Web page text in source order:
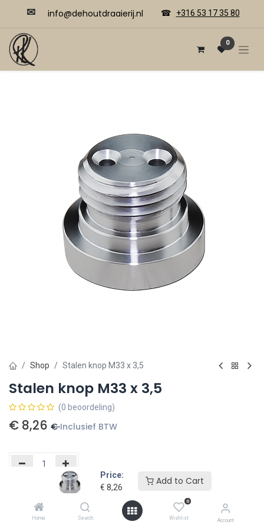
Price:
€ 8,26
Add to Cart
Home Search
0
Wishlist Account
✉ ​​info@dehoutdraaierij.nl ☎ +316 53 17 35 80
0
Shop Stalen knop M33 x 3,5
Stalen knop M33 x 3,5
(0 beoordeling)
€ 8,26 € Inclusief BTW
Toevoegen aan winkelmandje
Toevoegen aan verlanglijst